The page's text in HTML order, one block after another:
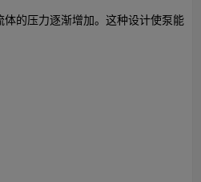
的压力逐渐增加。这种设计使泵能